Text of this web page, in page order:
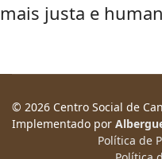
mais justa e
© 2026 Centro Social de
Implementado por
Política de